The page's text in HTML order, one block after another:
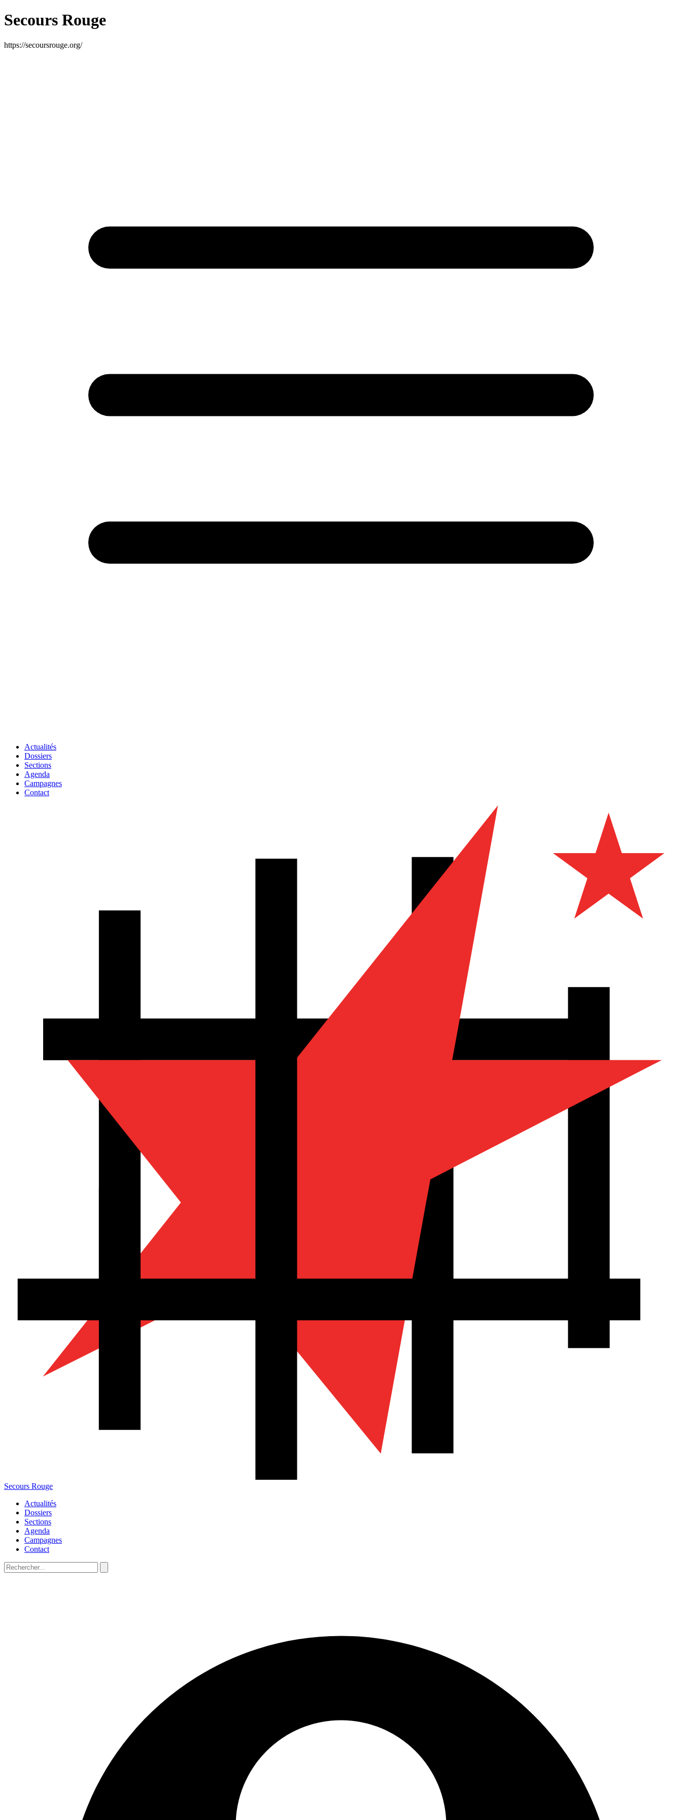
Secours Rouge
https://secoursrouge.org/
Actualités
Dossiers
Sections
Agenda
Campagnes
Contact
Secours Rouge
Actualités
Dossiers
Sections
Agenda
Campagnes
Contact